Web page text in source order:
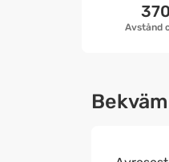
Avstånd